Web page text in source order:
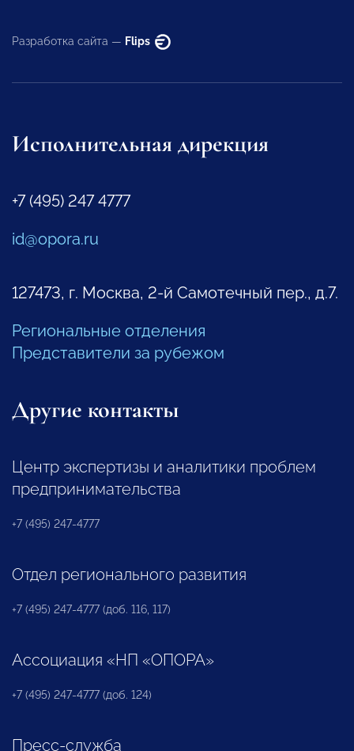
Разработка сайта — Flips
Исполнительная дирекция
+7 (495) 247 4777
id@opora.ru
127473, г. Москва, 2-й Самотечный пер., д.7.
Региональные отделения
Представители за рубежом
Другие контакты
Центр экспертизы и аналитики проблем
предпринимательства
+7 (495) 247-4777
Отдел регионального развития
+7 (495) 247-4777 (доб. 116, 117)
Ассоциация «НП «ОПОРА»
+7 (495) 247-4777 (доб. 124)
Пресс-служба